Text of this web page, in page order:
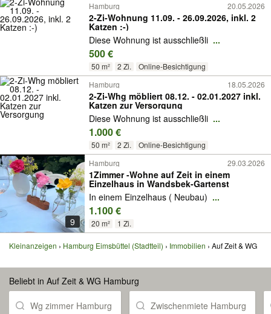
Hamburg 20.05.2026
2-Zi-Wohnung 11.09. - 26.09.2026, inkl. 2
Katzen :-)
Diese Wohnung ist ausschließli ...
500 €
50 m² 2 Zi.
Online-Besichtigung
Hamburg
18.05.2026
2-Zi-Whg möbliert 08.12. - 02.01.2027 inkl.
Katzen zur Versorgung
Diese Wohnung ist ausschließli ...
1.000 €
50 m² 2 Zi. Online-Besichtigung
9
Hamburg 29.03.2026
1Zimmer -Wohne auf Zeit in einem
Einzelhaus in Wandsbek-Gartenst
In einem Einzelhaus ( Neubau) ...
1.100 €
20 m² 1 Zi.
Kleinanzeigen Hamburg Eimsbüttel (Stadtteil) Immobilien Auf Zeit & WG
Beliebt in Auf Zeit & WG Hamburg
Wg zimmer Hamburg Zwischenmiete Hamburg